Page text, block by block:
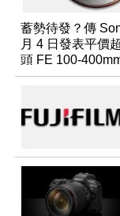
蓄勢待發？傳
月 4 日發表平價
頭 FE 100-